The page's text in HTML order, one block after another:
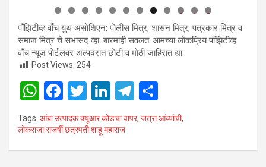
0 1
2
पाँझिटीव्ह वाँच युथ असाेशिएन: पाेलीस मित्र, शासन मित्र, पत्रकार मित्र व
समाज मित्र चे सभासद व्हा. बारमाही सवलत..आमच्या लाेकप्रिय पाँझिटीव्ह
वाँच न्यूज पाेर्टलवर अल्पदरात छाेटी व माेठी जाहिरात द्या.
Post Views: 254
W
h
at
s
F
a
ce
b
T
wi
tt
er
Li
n
ke
dI
T
el
e
gr
h
ar
e
Tags: आंबा उत्पादक क्यूआर कोडचा वापर, जत्रा आंब्यांची,
लोकराजा राजर्षी छत्रपती शाहू महाराज